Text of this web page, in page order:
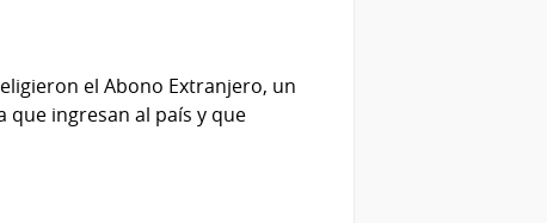
el Abono Extranjero, un
ingresan al país y que